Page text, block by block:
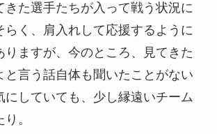
きた選手たちが入って戦う状況に
らく、肩入れして応援するように
りますが、今のところ、見てきた
と言う話自体も聞いたことがない
にしていても、少し縁遠いチーム
。